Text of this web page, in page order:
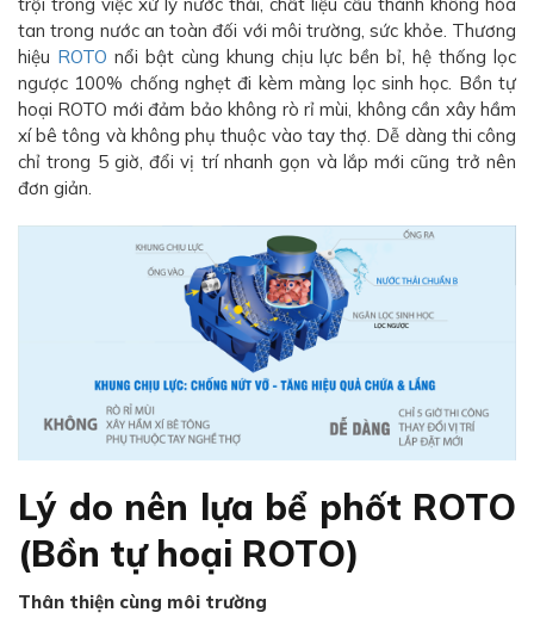
tan trong nước an toàn đối với môi trường, sức khỏe. Thương
hiệu ROTO nổi bật cùng khung chịu lực bền bỉ, hệ thống lọc
ngược 100% chống nghẹt đi kèm màng lọc sinh học. Bồn tự
hoại ROTO mới đảm bảo không rò rỉ mùi, không cần xây hầm
xí bê tông và không phụ thuộc vào tay thợ. Dễ dàng thi công
chỉ trong 5 giờ, đổi vị trí nhanh gọn và lắp mới cũng trở nên
đơn giản.
Lý do nên lựa bể phốt ROTO
(Bồn tự hoại ROTO)
Thân thiện cùng môi trường